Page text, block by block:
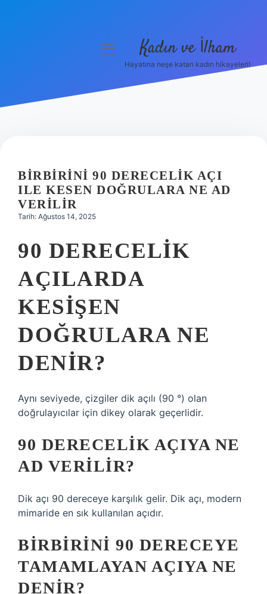
Hakkımızda
menüyü
Kadın ve İlham
Hayatına neşe katan kadın hikayeleri!
BIRBIRINI 90 DERECELIK AÇI
ILE KESEN DOĞRULARA NE AD
VERILIR
Tarih: Ağustos 14, 2025
90 DERECELIK
AÇILARDA
KESIŞEN
DOĞRULARA NE
DENIR?
Aynı seviyede, çizgiler dik açılı (90 °) olan
doğrulayıcılar için dikey olarak geçerlidir.
90 DERECELIK AÇIYA NE
AD VERILIR?
Dik açı 90 dereceye karşılık gelir. Dik açı, modern
mimaride en sık kullanılan açıdır.
BIRBIRINI 90 DERECEYE
TAMAMLAYAN AÇIYA NE
DENIR?